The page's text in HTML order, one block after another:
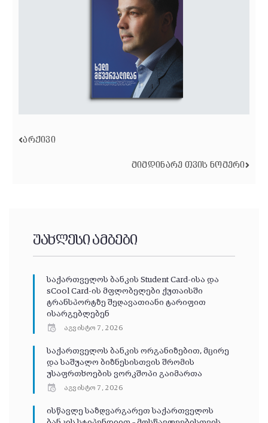
ᲐᲠᲥᲘᲕᲘ
ᲛᲘᲛᲓᲘᲜᲐᲠᲔ ᲗᲕᲘᲡ ᲜᲝᲛᲔᲠᲘ
უახლესი ამბები
საქართველოს ბანკის Student Card-ისა და
sCool Card-ის მფლობელები ქუთაისში
ტრანსპორტზე შეღავათიანი ტარიფით
ისარგებლებენ
აგვისტო 7, 2026
საქართველოს ბანკის ორგანიზებით, მცირე
და საშუალო ბიზნესისთვის შრომის
უსაფრთხოების ვორკშოპი გაიმართა
აგვისტო 7, 2026
ისწავლე საზღვარგარეთ საქართველოს